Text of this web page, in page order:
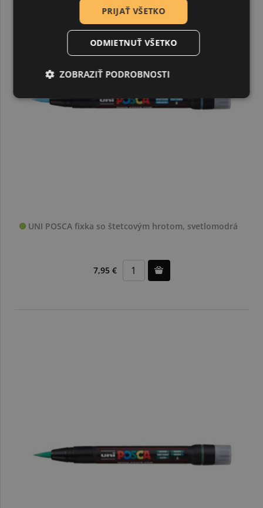
UNI POSCA fixka so štetcovým hrotom, svetlomodrá
7,95 €
PRIJAŤ VŠETKO
ODMIETNUŤ VŠETKO
ZOBRAZIŤ PODROBNOSTI